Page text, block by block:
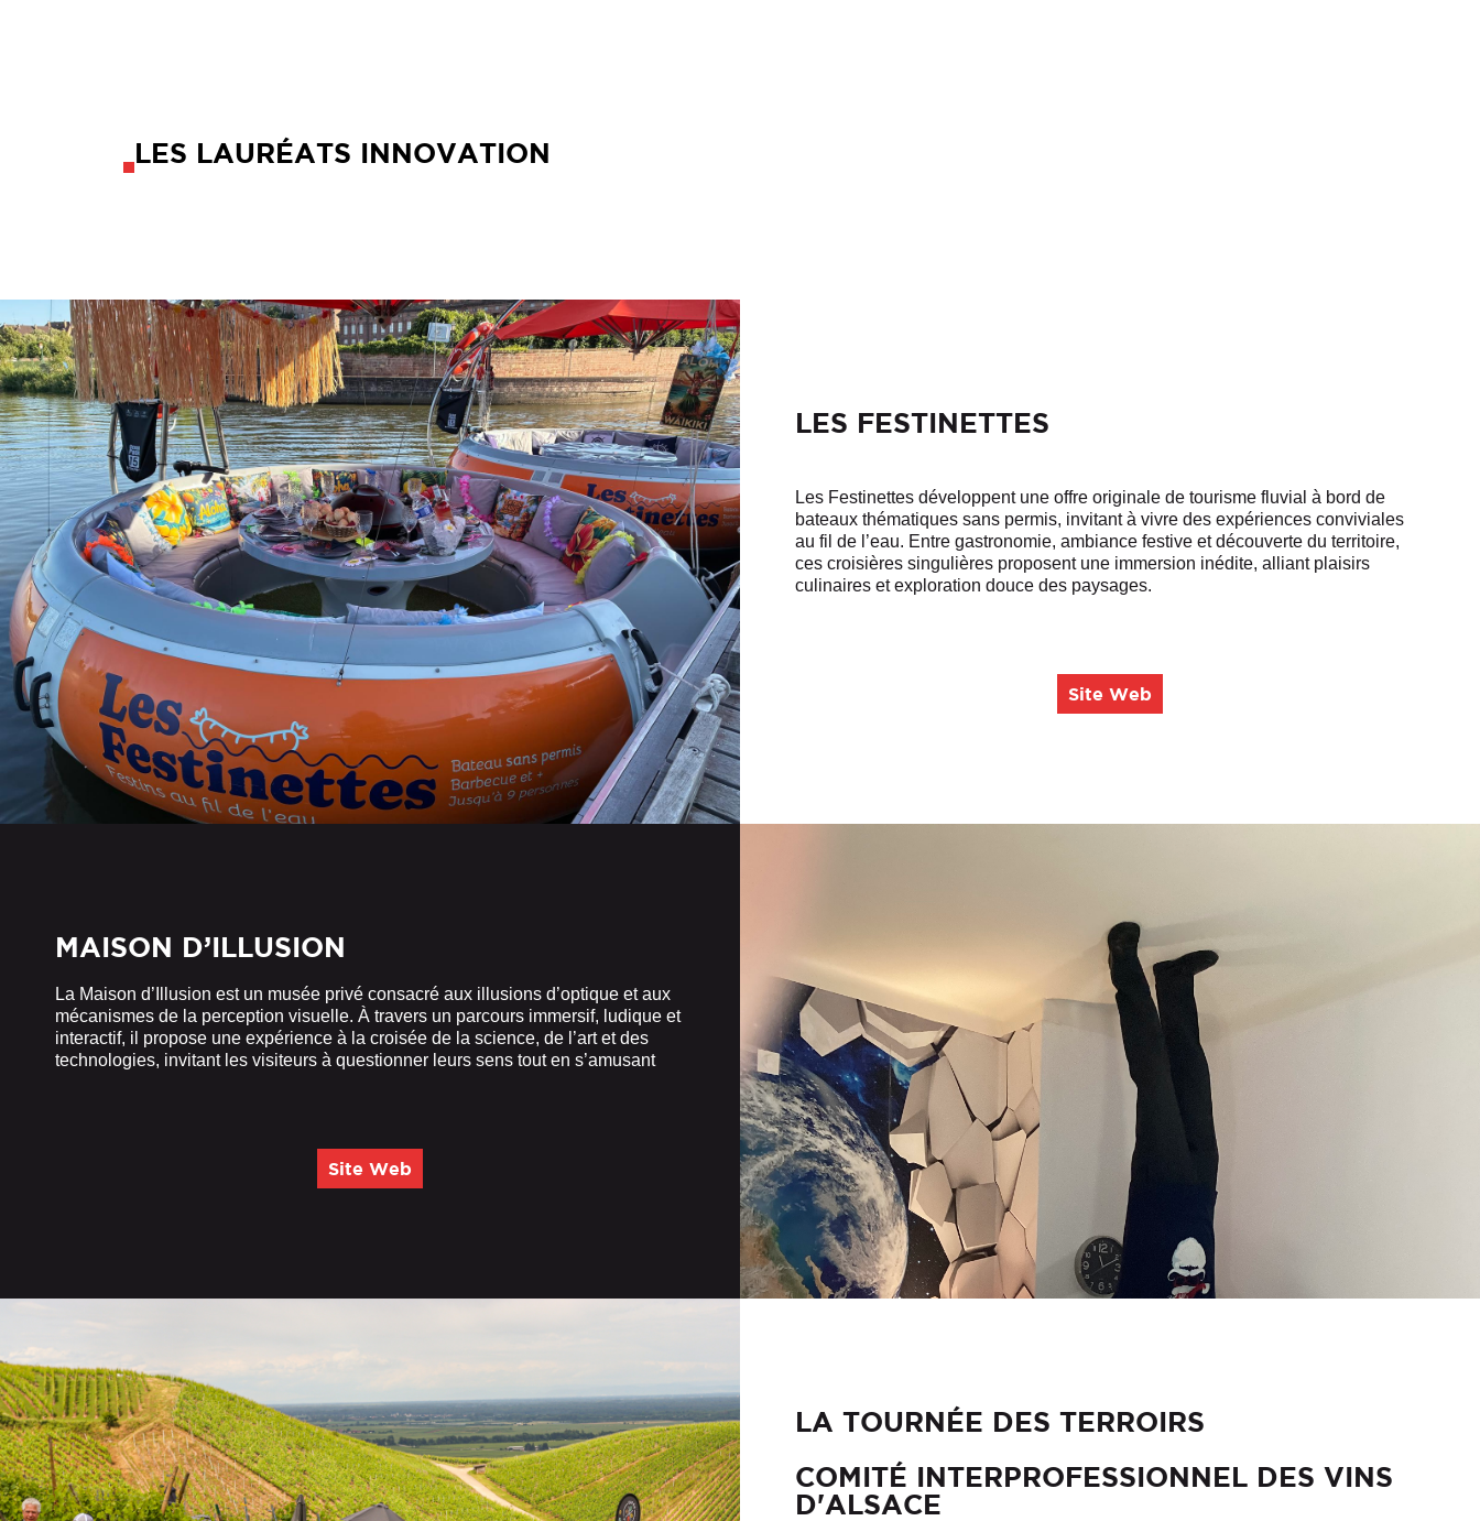
LES LAURÉATS INNOVATION
LES FESTINETTES
Les Festinettes développent une offre originale de tourisme fluvial à bord de
bateaux thématiques sans permis, invitant à vivre des expériences conviviales
au fil de l’eau. Entre gastronomie, ambiance festive et découverte du territoire,
ces croisières singulières proposent une immersion inédite, alliant plaisirs
culinaires et exploration douce des paysages.
Site Web
MAISON D’ILLUSION
La Maison d’Illusion est un musée privé consacré aux illusions d’optique et aux
mécanismes de la perception visuelle. À travers un parcours immersif, ludique et
interactif, il propose une expérience à la croisée de la science, de l’art et des
technologies, invitant les visiteurs à questionner leurs sens tout en s’amusant
Site Web
LA TOURNÉE DES TERROIRS
COMITÉ INTERPROFESSIONNEL DES VINS
D'ALSACE